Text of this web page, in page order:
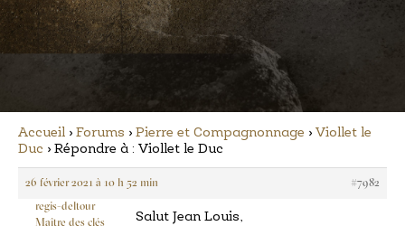
Accueil › Forums › Pierre et Compagnonnage › Viollet le
Duc › Répondre à : Viollet le Duc
26 février 2021 à 10 h 52 min #7982
regis-deltour
Maître des clés
Salut Jean Louis,